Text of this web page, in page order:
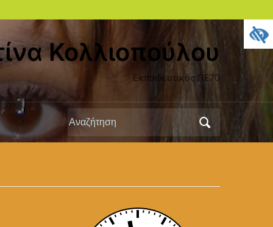
Κολλιοπούλου
Εκπαιδευτικός ΠΕ70
Αναζήτηση
για: